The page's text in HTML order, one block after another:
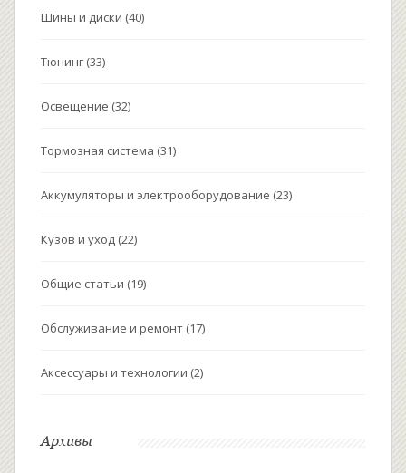
Шины и диски (40)
Тюнинг (33)
Освещение (32)
Тормозная система (31)
Аккумуляторы и электрооборудование (23)
Кузов и уход (22)
Общие статьи (19)
Обслуживание и ремонт (17)
Аксессуары и технологии (2)
Архивы